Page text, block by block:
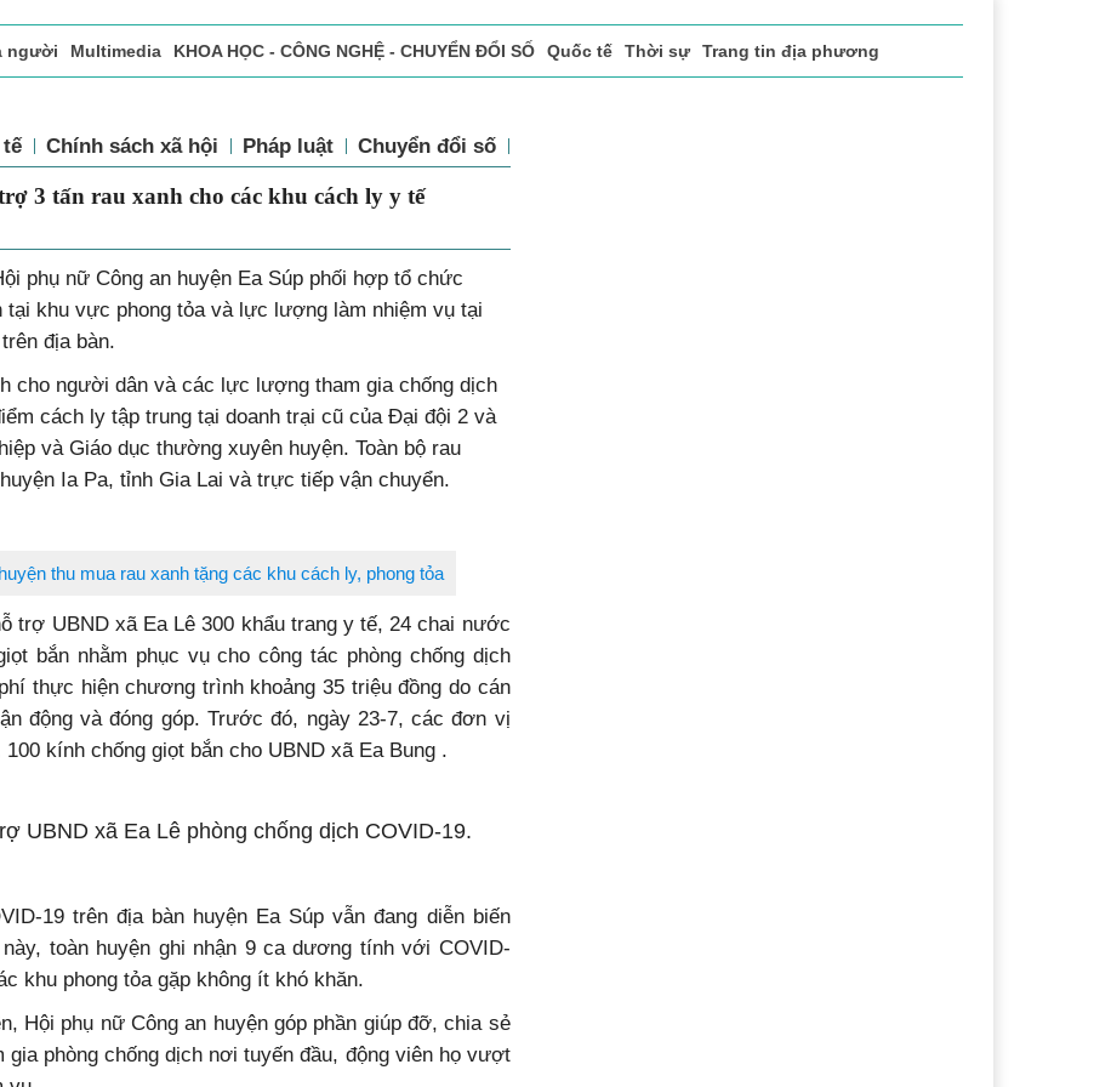
người Multimedia KHOA HỌC - CÔNG NGHỆ - CHUYỂN ĐỔI SỐ Quốc tế Thời sự Trang tin địa phương
Y tế Chính sách xã hội Pháp luật Chuyển đổi số
trợ 3 tấn rau xanh cho các khu cách ly
phụ nữ Công an huyện Ea Súp phối hợp tổ chức
khu vực phong tỏa và lực lượng làm nhiệm vụ tại
địa bàn.
cho người dân và các lực lượng tham gia chống dịch
cách ly tập trung tại doanh trại cũ của Đại đội 2 và
và Giáo dục thường xuyên huyện. Toàn bộ rau
trợ UBND xã Ea Lê 300 khẩu trang y tế, 24 chai nước
bắn nhằm phục vụ cho công tác phòng chống dịch
thực hiện chương trình khoảng 35 triệu đồng do cán
động và đóng góp. Trước đó, ngày 23-7, các đơn vị
19 trên địa bàn huyện Ea Súp vẫn đang diễn biến
toàn huyện ghi nhận 9 ca dương tính với COVID-
khu phong tỏa gặp không ít khó khăn.
Hội phụ nữ Công an huyện góp phần giúp đỡ, chia sẻ